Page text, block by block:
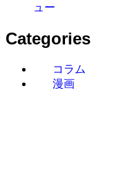
ュー
Categories
コラム
漫画